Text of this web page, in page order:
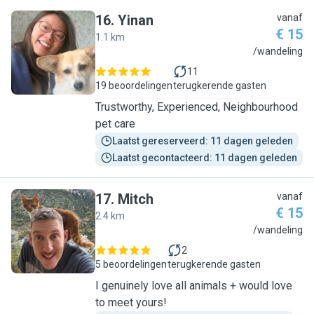
Y
16. Yinan
1.1 km
vanaf
€ 15
/wandeling
19 beoordelingen
11
terugkerende gasten
Trustworthy, Experienced, Neighbourhood
pet care
Laatst gereserveerd: 11 dagen geleden
Laatst gecontacteerd: 11 dagen geleden
M
17. Mitch
2.4 km
vanaf
€ 15
/wandeling
5 beoordelingen
2
terugkerende gasten
I genuinely love all animals + would love
to meet yours!